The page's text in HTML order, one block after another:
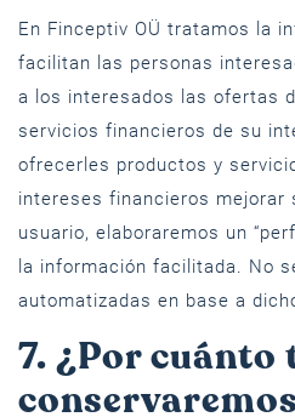
En Finceptiv OÜ tratamos la
facilitan las personas
a los interesados las ofertas
servicios financieros de su
ofrecerles productos y
intereses financieros mejorar
usuario, elaboraremos un
la información facilitada. No
automatizadas en base a
7. ¿Por cuánto